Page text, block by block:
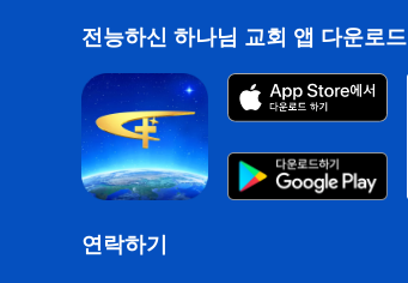
전능하신 하나님 교회 앱 다운로드
연락하기